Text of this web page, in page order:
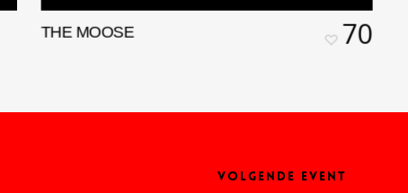
THE MOOSE 70
VOLGENDE EVENT